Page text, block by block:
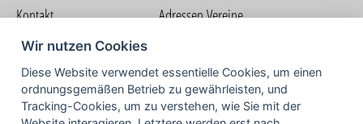
Kontakt
Nutzungsbedingungen
Datenschutzerklärung
Impressum
Adressen Vereine
COMMUNITY
Wir nutzen Cookies
Diese Website verwendet essentielle Cookies, um einen
ordnungsgemäßen Betrieb zu gewährleisten, und
Tracking-Cookies, um zu verstehen, wie Sie mit der